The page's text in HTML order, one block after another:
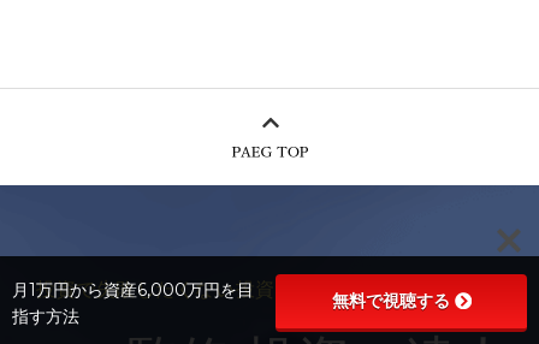
投資で失敗したくない投資未経験者の方へ
月1万円から資産6,000万円を目
指す方法
無料で視聴する